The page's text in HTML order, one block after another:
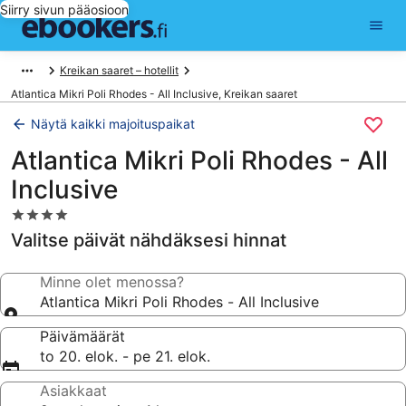
Siirry sivun pääosioon
Kreikan saaret – hotellit
Atlantica Mikri Poli Rhodes - All Inclusive, Kreikan saaret
Näytä kaikki majoituspaikat
Atlantica Mikri Poli Rhodes - All
Inclusive
4.0
tähden
majoituspaikka
Valitse päivät nähdäksesi hinnat
Minne olet menossa?
Atlantica Mikri Poli Rhodes - All Inclusive
Päivämäärät
to 20. elok. - pe 21. elok.
Asiakkaat